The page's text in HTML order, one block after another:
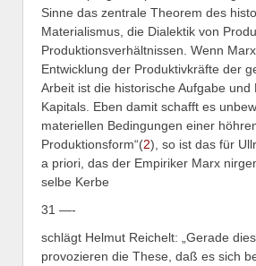
Sinne das zentrale Theorem des
Materialismus, die Dialektik von
Produktionsverhältnissen. Wenn
Entwicklung der Produktivkräfte der
Arbeit ist die historische Aufgabe und
Kapitals. Eben damit schafft es
materiellen Bedingungen einer
Produktionsform“(2), so ist das für
a priori, das der Empiriker Marx
selbe Kerbe
31 —-
schlägt Helmut Reichelt: „Gerade
provozieren die These, daß es sich